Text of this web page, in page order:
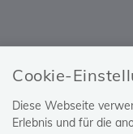
Cookie-
Diese Webseite
Erlebnis und für die